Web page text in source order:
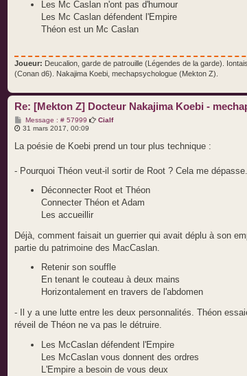
Les Mc Caslan n'ont pas d'humour
Les Mc Caslan défendent l'Empire
Théon est un Mc Caslan
Joueur: Deucalion, garde de patrouille (Légendes de la garde).
(Conan d6). Nakajima Koebi, mechapsychologue (Mekton Z).
Re: [Mekton Z] Docteur Nakajima Koebi -
Message : # 57999M
e
s
e
Cialf
31 mars 2017, 00:09
La poésie de Koebi prend un tour plus technique :
- Pourquoi Théon veut-il sortir de Root ? Cela me
Déconnecter Root et Théon
Connecter Théon et Adam
Les accueillir
Déjà, comment faisait un guerrier qui avait déplu à son
partie du patrimoine des MacCaslan.
Retenir son souffle
En tenant le couteau à deux mains
Horizontalement en travers de l'abdomen
- Il y a une lutte entre les deux personnalités. Théon
réveil de Théon ne va pas le détruire.
Les McCaslan défendent l'Empire
Les McCaslan vous donnent des ordres
L'Empire a besoin de vous deux